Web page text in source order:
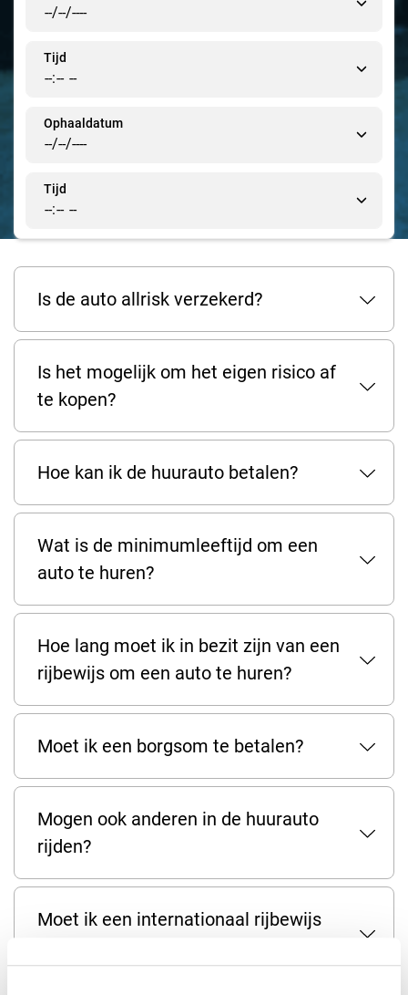
Tijd
Ophaaldatum
Tijd
Is de auto allrisk verzekerd?
Is het mogelijk om het eigen risico af
te kopen?
Hoe kan ik de huurauto betalen?
Wat is de minimumleeftijd om een
auto te huren?
Hoe lang moet ik in bezit zijn van een
rijbewijs om een auto te huren?
Moet ik een borgsom te betalen?
Mogen ook anderen in de huurauto
rijden?
Moet ik een internationaal rijbewijs